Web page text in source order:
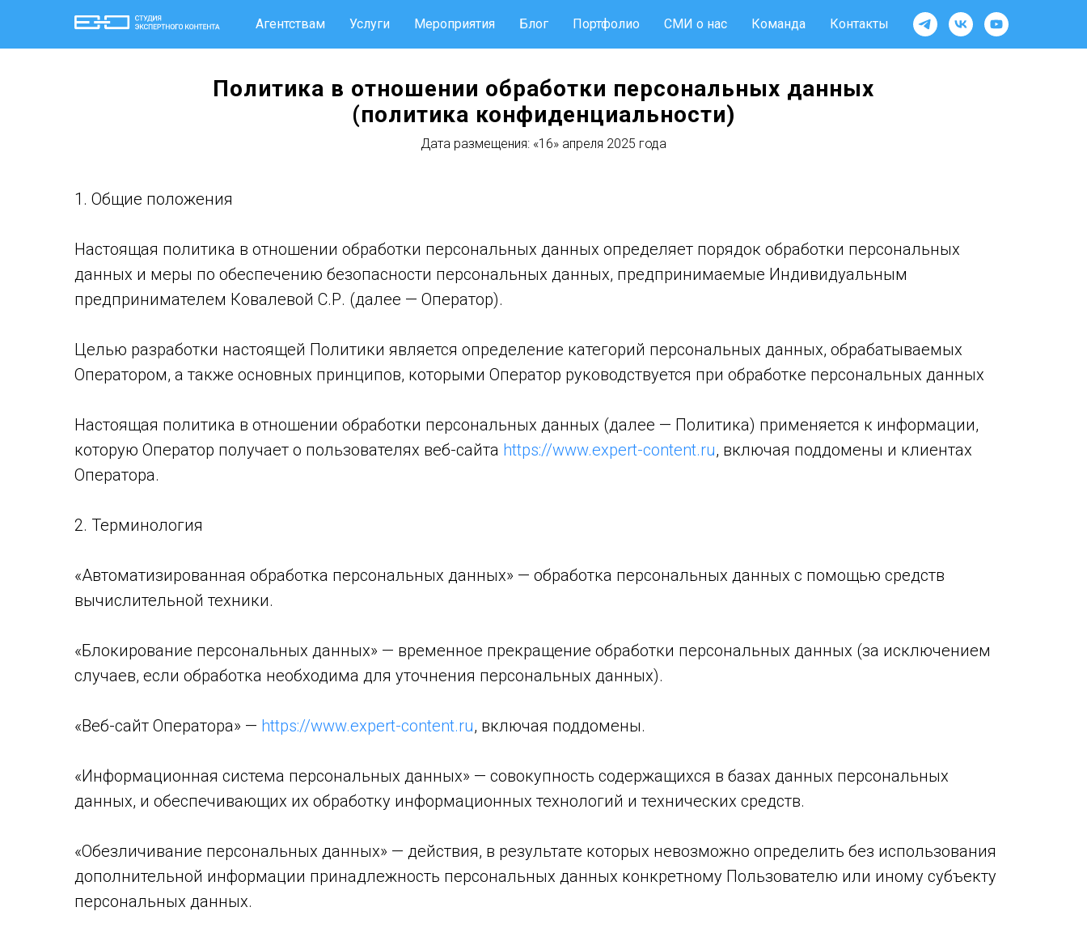
Агентствам Услуги Мероприятия Блог Портфолио СМИ о нас Команда Контакты
Политика в отношении обработки персональных данных
(политика конфиденциальности)
Дата размещения: «16» апреля 2025 года
1. Общие положения
Настоящая политика в отношении обработки персональных данных определяет порядок обработки персональных
данных и меры по обеспечению безопасности персональных данных, предпринимаемые Индивидуальным
предпринимателем Ковалевой С.Р. (далее — Оператор).
Целью разработки настоящей Политики является определение категорий персональных данных, обрабатываемых
Оператором, а также основных принципов, которыми Оператор руководствуется при обработке персональных данных
Настоящая политика в отношении обработки персональных данных (далее — Политика) применяется к информации,
которую Оператор получает о пользователях веб-сайта https://www.expert-content.ru, включая поддомены и клиентах
Оператора.
2. Терминология
«Автоматизированная обработка персональных данных» — обработка персональных данных с помощью средств
вычислительной техники.
«Блокирование персональных данных» — временное прекращение обработки персональных данных (за исключением
случаев, если обработка необходима для уточнения персональных данных).
«Веб-сайт Оператора» — https://www.expert-content.ru, включая поддомены.
«Информационная система персональных данных» — совокупность содержащихся в базах данных персональных
данных, и обеспечивающих их обработку информационных технологий и технических средств.
«Обезличивание персональных данных» — действия, в результате которых невозможно определить без использования
дополнительной информации принадлежность персональных данных конкретному Пользователю или иному субъекту
персональных данных.